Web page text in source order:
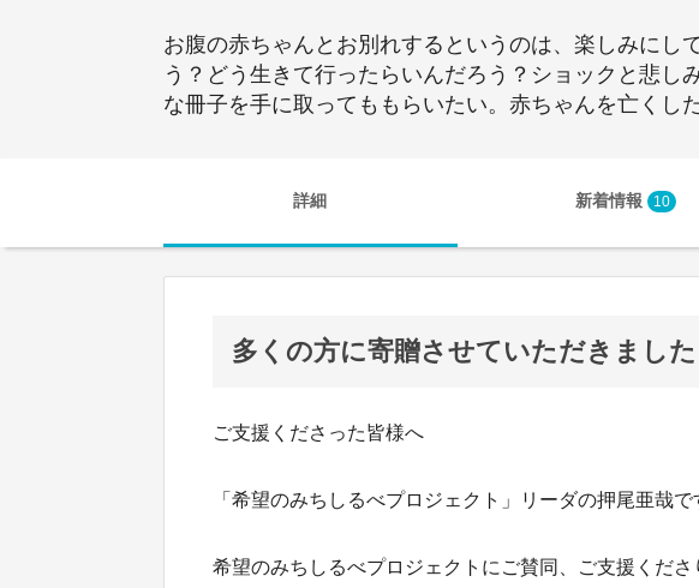
お腹の赤ちゃんとお別れするというのは、楽しみにし
う？どう生きて行ったらいんだろう？ショックと悲し
な冊子を手に取ってももらいたい。赤ちゃんを亡くし
詳細 新着情報 10
多くの方に寄贈させていただきました
ご支援くださった皆様へ
「希望のみちしるべプロジェクト」リーダの押尾亜哉で
希望のみちしるべプロジェクトにご賛同、ご支援くださ